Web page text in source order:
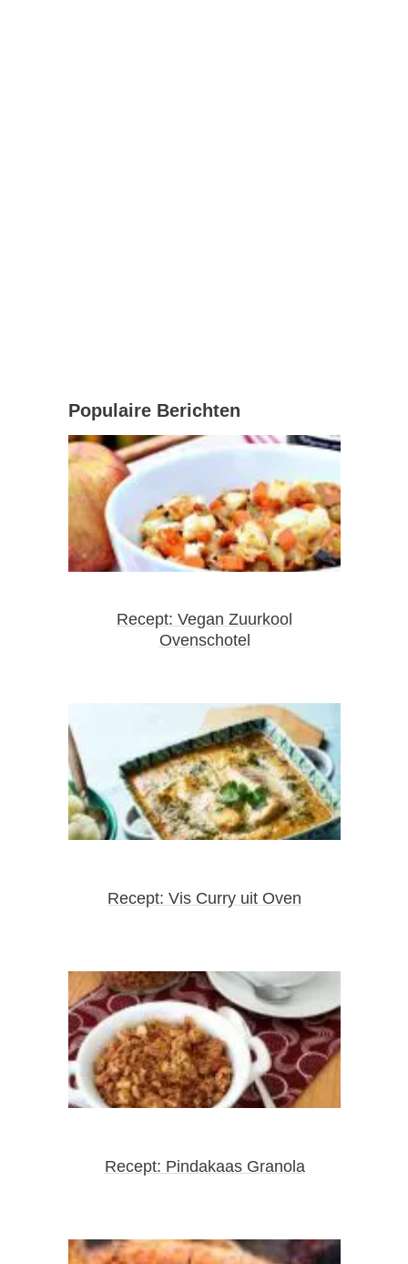
Populaire Berichten
Recept: Vegan Zuurkool
Ovenschotel
Recept: Vis Curry uit Oven
Recept: Pindakaas Granola